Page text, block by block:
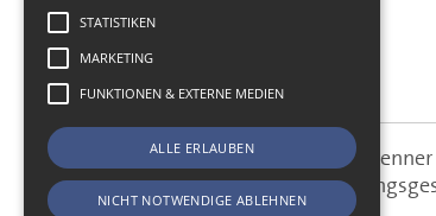
SBS
SBS Richter,
STATISTIKEN
MARKETING
FUNKTIONEN & EXTERNE MEDIEN
ALLE ERLAUBEN
NICHT NOTWENDIGE ABLEHNEN